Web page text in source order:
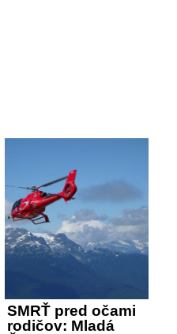
SMRŤ pred očami
rodičov: Mladá